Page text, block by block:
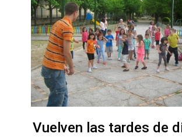
Vuelven las tardes de